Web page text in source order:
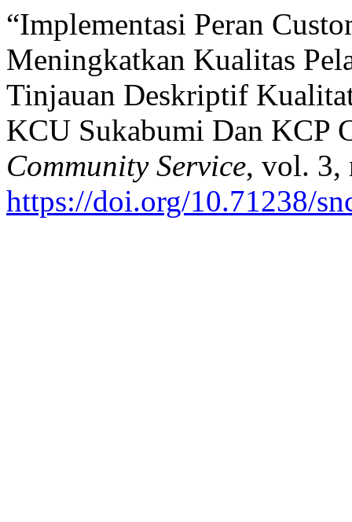
“Implementasi Peran
Meningkatkan Kualitas
Tinjauan Deskriptif
KCU Sukabumi Dan KCP
Community Service, vol. 3,
https://doi.org/10.71238/